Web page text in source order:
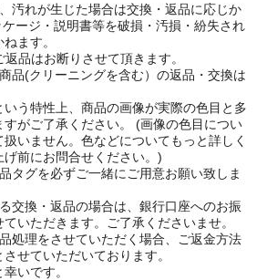
汚れが生じた場合は交換・返品に応じか
ージ・説明書等を破損・汚損・紛失され
ます。
品はお断りさせて頂きます。
品(クリーニングを含む）の返品・交換は
う特性上、商品の画像が実際の色目と多
すがご了承ください。 (画像の色目につい
いません。色などについてもっと詳しく
前にお問合せください。)
タグを必ずご一緒にご用意お願い致しま
交換・返品の場合は、銀行口座へのお振
いただきます。ご了承くださいませ。
処理をさせていただく場合、ご返金方法
せていただいております。
いです。